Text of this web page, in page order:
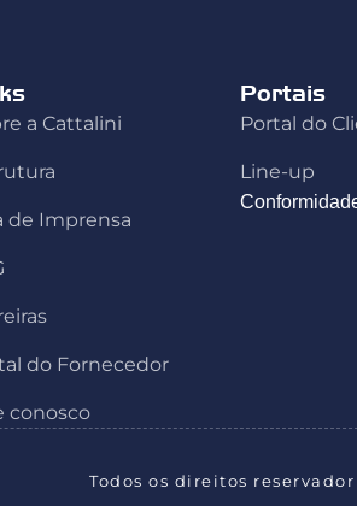
a Cattalini
de Imprensa
do Fornecedor
conosco
Portais
Portal do
Line-up
Todos os direitos